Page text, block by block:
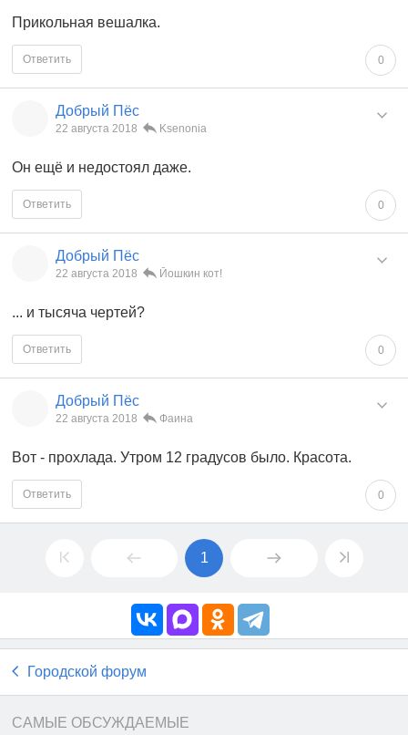
Прикольная вешалка.
0
Ответить
Добрый Пёс
22 августа 2018 Ksenonia
Он ещё и недостоял даже.
0
Ответить
Добрый Пёс
22 августа 2018 Йошкин кот!
... и тысяча чертей?
0
Ответить
Добрый Пёс
22 августа 2018 Фаина
Вот - прохлада. Утром 12 градусов было. Красота.
0
Ответить
1
Городской форум
САМЫЕ ОБСУЖДАЕМЫЕ